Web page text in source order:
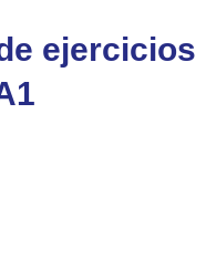
ejercicios